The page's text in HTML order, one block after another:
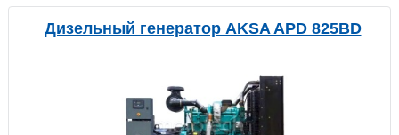
Дизельный генератор AKSA APD 825BD